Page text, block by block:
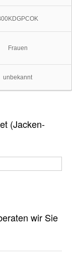
Frauen
unbekannt
(Jacken-